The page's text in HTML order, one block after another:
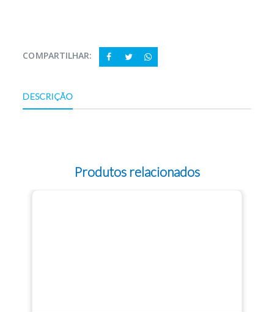
COMPARTILHAR:
DESCRIÇÃO
Produtos relacionados